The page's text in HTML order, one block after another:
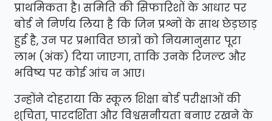
प्राथमिकता है। समिति की सिफारिशों के आधार पर
बोर्ड ने निर्णय लिया है कि जिन प्रश्नों के साथ छेड़छाड़
हुई है, उन पर प्रभावित छात्रों को नियमानुसार पूरा
लाभ (अंक) दिया जाएगा, ताकि उनके रिजल्ट और
भविष्य पर कोई आंच न आए।
उन्होंने दोहराया कि स्कूल शिक्षा बोर्ड परीक्षाओं की
शुचिता, पारदर्शिता और विश्वसनीयता बनाए रखने के